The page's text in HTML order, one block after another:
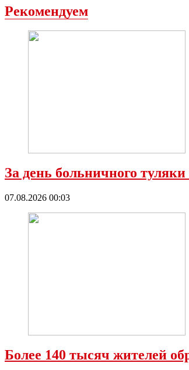
Рекомендуем
За день больничного
07.08.2026 00:03
Более 140 тысяч жителей